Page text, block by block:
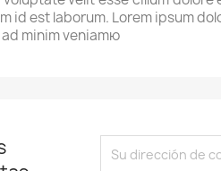
id est laborum. Lorem ipsum
minim veniamю